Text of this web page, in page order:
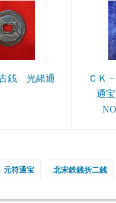
銭 光緒通
ＣＫ
通
元符通宝 北宋鉄銭折二銭